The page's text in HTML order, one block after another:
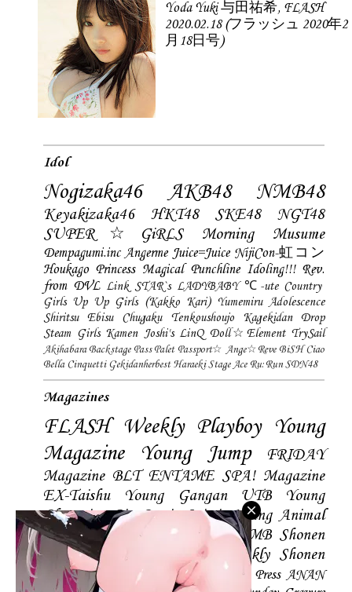
Yoda Yuki 与田祐希, FLASH
2020.02.18 (フラッシュ 2020年2
月18日号)
Idol
Nogizaka46 AKB48 NMB48
Keyakizaka46 HKT48 SKE48
NGT48
SUPER☆GiRLS
Morning Musume
Dempagumi.inc Angerme Juice=Juice NijiCon-虹コン
Houkago Princess Magical Punchline Idoling!!! Rev.
from DVL Link STAR`s LADYBABY ℃-ute Country
Girls Up Up Girls (Kakko Kari) Yumemiru Adolescence
Shiritsu Ebisu Chugaku
Tenkoushoujo Kagekidan
Drop
Steam Girls Kamen Joshi's LinQ Doll☆Element TrySail
Akihabara Backstage Pass Palet Passport☆ Ange☆Reve BiSH Ciao
Bella Cinquetti Gekidanherbest Haraeki Stage Ace Ru:Run SDN48
Magazines
FLASH Weekly Playboy Young
Magazine
Young Jump
FRIDAY
Magazine BLT ENTAME SPA! Magazine
EX-Taishu
Young Gangan UTB
Young
Champion Big Comic Spirtis Young Animal
Shonen Magazine
BUBKA BOMB Shonen
Champion
Manga Action
Weekly Shonen
Sunday
Photobooks BRODY Hustle Press ANAN